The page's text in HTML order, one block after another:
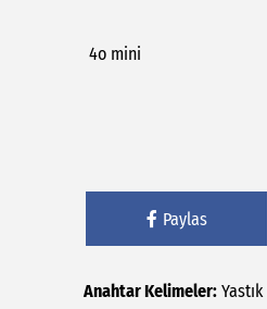
4o mini
Paylas
Anahtar Kelimeler: Yastık